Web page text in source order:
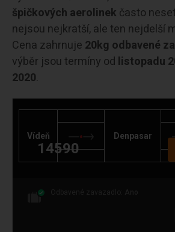
špičkových aerolinek často
nejsou nejkratší, ale ten nejdelší
Cena zahrnuje 20kg odbavené
výběr jsou termíny od listopadu
2020.
Vídeň Denpasar
14590